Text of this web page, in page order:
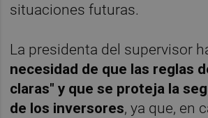
situaciones futuras.
La presidenta del supervisor
necesidad de que las reglas
claras" y que se proteja la
de los inversores, ya que, en